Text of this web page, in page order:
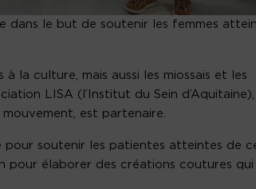
dans le but de soutenir les femmes
la culture, mais aussi les miossais et les
LISA (l’Institut du Sein d’Aquitaine),
est partenaire.
pour soutenir les patientes atteintes de
pour élaborer des créations coutures qui